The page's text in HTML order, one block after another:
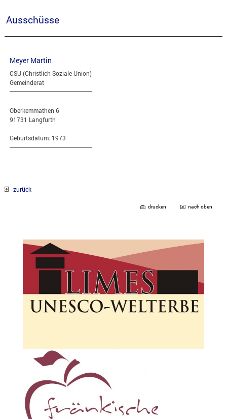
Ausschüsse
Meyer Martin
CSU (Christlich Soziale Union)
Gemeinderat
Oberkemmathen 6
91731 Langfurth
Geburtsdatum: 1973
zurück
drucken nach oben